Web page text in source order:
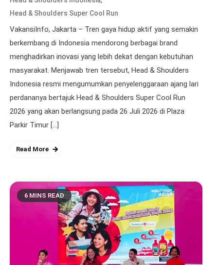
Head & Shoulders Super Cool Run
VakansiInfo, Jakarta – Tren gaya hidup aktif yang semakin
berkembang di Indonesia mendorong berbagai brand
menghadirkan inovasi yang lebih dekat dengan kebutuhan
masyarakat. Menjawab tren tersebut, Head & Shoulders
Indonesia resmi mengumumkan penyelenggaraan ajang lari
perdananya bertajuk Head & Shoulders Super Cool Run
2026 yang akan berlangsung pada 26 Juli 2026 di Plaza
Parkir Timur […]
Read More
6 MINS READ